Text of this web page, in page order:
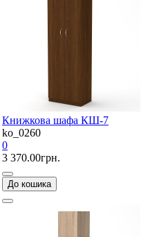
Книжкова шафа КШ-7
ko_0260
0
3 370.00грн.
До кошика